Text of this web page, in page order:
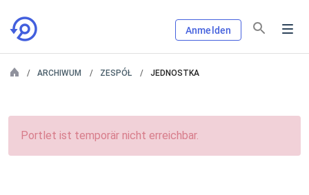
Anmelden
ARCHIWUM ZESPÓŁ JEDNOSTKA
Portlet ist temporär nicht erreichbar.